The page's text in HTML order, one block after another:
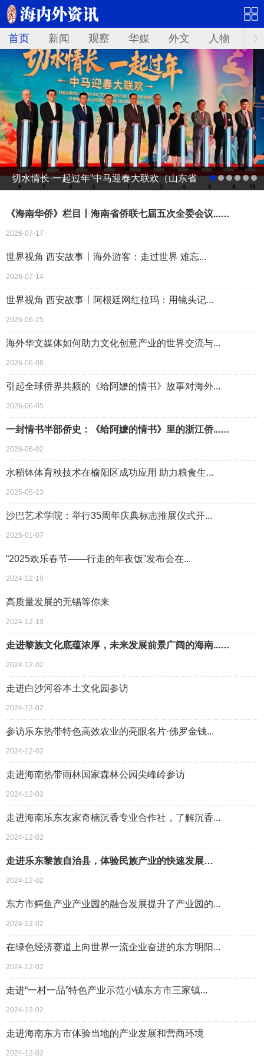
首页 新闻 观察 华媒 外文 人物 华
切水情长·一起过年”中马迎春大联欢（山东省
《海南华侨》栏目丨海南省侨联七届五次全委会议...…
2026-07-17
世界视角 西安故事丨海外游客：走过世界 难忘...
2026-07-14
世界视角 西安故事丨阿根廷网红拉玛：用镜头记...
2026-06-25
海外华文媒体如何助力文化创意产业的世界交流与...
2026-06-08
引起全球侨界共频的《给阿嬷的情书》故事对海外...
2026-06-05
一封情书半部侨史：《给阿嬷的情书》里的浙江侨...…
2026-06-02
水稻钵体育秧技术在榆阳区成功应用 助力粮食生...
2025-05-23
沙巴艺术学院：举行35周年庆典标志推展仪式开...
2025-01-07
“2025欢乐春节——行走的年夜饭”发布会在...
2024-12-19
高质量发展的无锡等你来
2024-12-19
走进黎族文化底蕴浓厚，未来发展前景广阔的海南...…
2024-12-02
走进白沙河谷本土文化园参访
2024-12-02
参访乐东热带特色高效农业的亮眼名片·佛罗金钱...
2024-12-02
走进海南热带雨林国家森林公园尖峰岭参访
2024-12-02
走进海南乐东友家奇楠沉香专业合作社，了解沉香...
2024-12-02
走进乐东黎族自治县，体验民族产业的快速发展…
2024-12-02
东方市鳄鱼产业产业园的融合发展提升了产业园的...
2024-12-02
在绿色经济赛道上向世界一流企业奋进的东方明阳...
2024-12-02
走进“一村一品”特色产业示范小镇东方市三家镇...
2024-12-02
走进海南东方市体验当地的产业发展和营商环境
2024-12-02